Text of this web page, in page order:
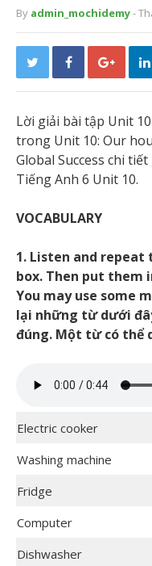
By admin_mochidemy-
Lời giải bài tập Unit
trong Unit 10: Our
Global Success chi
Tiếng Anh 6 Unit 10.
VOCABULARY
1. Listen and repeat
box. Then put them
You may use some
lại những từ dưới
đúng. Một từ có thể
Electric cooker
Washing machine
Fridge
Computer
Dishwasher